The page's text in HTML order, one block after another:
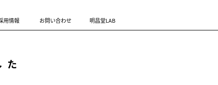
用情報 お問い合わせ 明昌堂LAB